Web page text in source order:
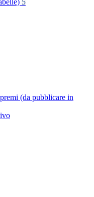
5
(da pubblicare in